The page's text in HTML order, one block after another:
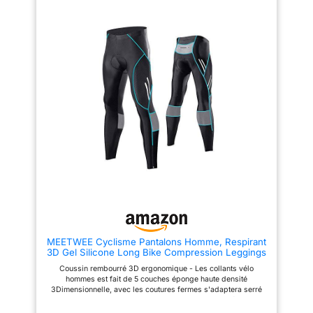
d'activités de plein air.
Satisfaction garantie à
100 % : roulez-le. Portez-
le. Aimez-le ou
retournez-le. Nous
sommes fiers des
produits que nous
vendons et nous les
soutenons
inconditionnellement. Si
de votre achat Terry
selle de vélo, les coussinets de
gel 5D cousus peuvent protéger
la friction entre votre hanche et
la selle de vélo, s'adapter plus
étroitement et soulager les
douleurs à la hanche. lors de
longs trajets. Léger et durable :
les vêtements de cyclisme sont
fabriqués dans un matériau
léger avec une bonne finition et
des coutures adaptées au
cyclisme. Ces vêtements de
cyclisme conviennent à tous les
pour hommes est dotée d'un
motif réfléchissant sur le dos de
la chemise pour garantir votre
sécurité lorsque vous roulez la
sur les jambes du pantalon : la
combinaison de cyclisme à
manches courtes a une
poche】Il y a une poche à
cordon zippée sur la hanche
droite pour un rangement facile.
【Facile à mettre et à enlever】Il
y a des fermetures éclair à deux
endroits sur les jambes du
pantalon. L'ouverture de la
fermeture éclair peut augmenter
la largeur des jambes du
pantalon, ce qui facilite
l'enfilage et le retrait du
MEETWEE Cyclisme Pantalons Homme, Respirant
3D Gel Silicone Long Bike Compression Leggings
Coussin rembourré 3D ergonomique - Les collants vélo
hommes est fait de 5 couches éponge haute densité
3Dimensionnelle, avec les coutures fermes s'adaptera serré